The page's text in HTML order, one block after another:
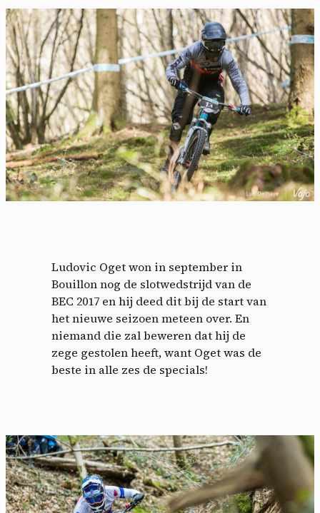
Ludovic Oget won in september in
Bouillon nog de slotwedstrijd van de
BEC 2017 en hij deed dit bij de start van
het nieuwe seizoen meteen over. En
niemand die zal beweren dat hij de
zege gestolen heeft, want Oget was de
beste in alle zes de specials!